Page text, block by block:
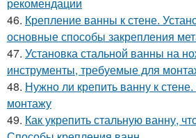
рекомендации
46. Крепление ванны к стене.
основные способы закрепления
47. Установка стальной ванны на
инструменты, требуемые для
48. Нужно ли крепить ванну к
монтажу
49. Как укрепить стальную ванну,